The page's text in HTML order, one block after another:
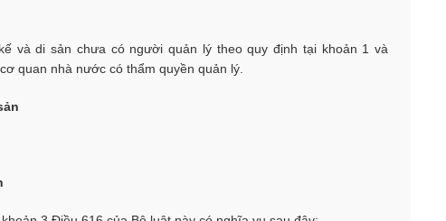
và di sản chưa có người quản lý theo quy định tại khoản 1 và
quan nhà nước có thẩm quyền quản lý.